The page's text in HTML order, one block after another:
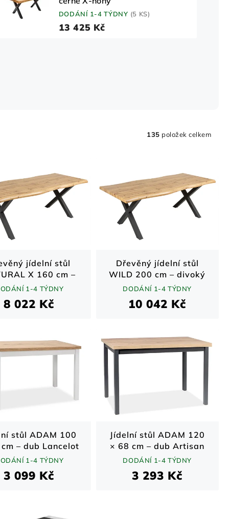
DODÁNÍ 1-4 TÝDNY (5 KS)
13 425 Kč
135 položek celkem
jídelní stůl
X 160 cm –
dekor / černá
podnož
1-4 TÝDNY
8 022 Kč
Dřevěný jídelní stůl
WILD 200 cm – divoký
dub přírodní / černá
kovová podnož
DODÁNÍ 1-4 TÝDNY
10 042 Kč
stůl ADAM 100
– dub Lancelot
matné nohy
1-4 TÝDNY
3 099 Kč
Jídelní stůl ADAM 120
× 68 cm – dub Artisan
DODÁNÍ 1-4 TÝDNY
3 293 Kč